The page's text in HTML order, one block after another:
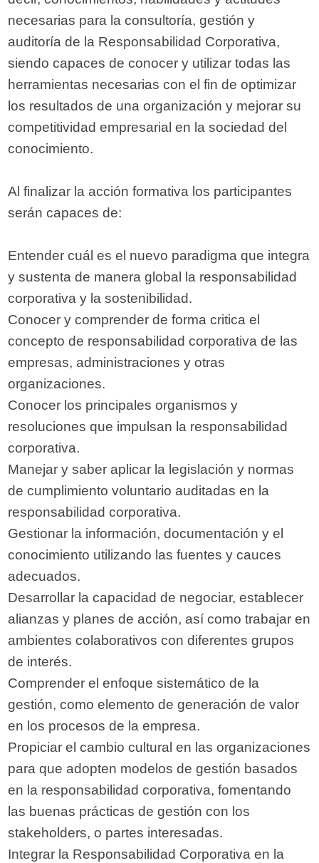
necesarias para la consultoría, gestión y
auditoría de la Responsabilidad Corporativa,
siendo capaces de conocer y utilizar todas las
herramientas necesarias con el fin de optimizar
los resultados de una organización y mejorar su
competitividad empresarial en la sociedad del
conocimiento.
Al finalizar la acción formativa los participantes
serán capaces de:
Entender cuál es el nuevo paradigma que integra
y sustenta de manera global la responsabilidad
corporativa y la sostenibilidad.
Conocer y comprender de forma critica el
concepto de responsabilidad corporativa de las
empresas, administraciones y otras
organizaciones.
Conocer los principales organismos y
resoluciones que impulsan la responsabilidad
corporativa.
Manejar y saber aplicar la legislación y normas
de cumplimiento voluntario auditadas en la
responsabilidad corporativa.
Gestionar la información, documentación y el
conocimiento utilizando las fuentes y cauces
adecuados.
Desarrollar la capacidad de negociar, establecer
alianzas y planes de acción, así como trabajar en
ambientes colaborativos con diferentes grupos
de interés.
Comprender el enfoque sistemático de la
gestión, como elemento de generación de valor
en los procesos de la empresa.
Propiciar el cambio cultural en las organizaciones
para que adopten modelos de gestión basados
en la responsabilidad corporativa, fomentando
las buenas prácticas de gestión con los
stakeholders, o partes interesadas.
Integrar la Responsabilidad Corporativa en la